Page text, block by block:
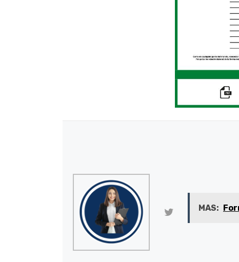
MAS: